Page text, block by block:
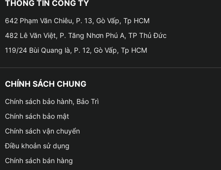
Google Maps
● Kết nối: sim 4G, Wifi 5G, Zestech Connect,
● Âm thanh: Chip DSP 32 kênh, hỗ trợ tùy chỉnh
Equalizer, mang đến chất âm sống động
● Tính năng khác: Kết nối CarPlay/Android Auto, ra
lệnh giọng nói, TPMS,…
● Hỗ trợ chia đôi màn hình, vừa mở bản đồ, vừa xem
video hoặc camera
THÔNG TIN CÔNG TY
642 Phạm Văn Chiêu, P. 13, Gò Vấp, Tp HCM
482 Lê Văn Việt, P. Tăng Nhơn Phú A, TP Thủ Đức
119/24 Bùi Quang là, P. 12, Gò Vấp, Tp HCM
CHÍNH SÁCH CHUNG
Chính sách bảo hành, Bảo Trì
Chính sách bảo mật
Chính sách vận chuyển
Điều khoản sử dụng
Chính sách bán hàng